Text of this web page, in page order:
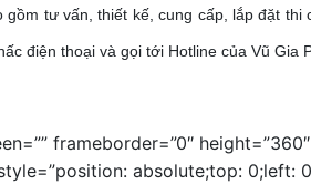
tư vấn, thiết kế, cung cấp, lắp đặt
điện thoại và gọi tới Hotline của Vũ Gia
frameborder=”0″
absolute;top: 0;left: